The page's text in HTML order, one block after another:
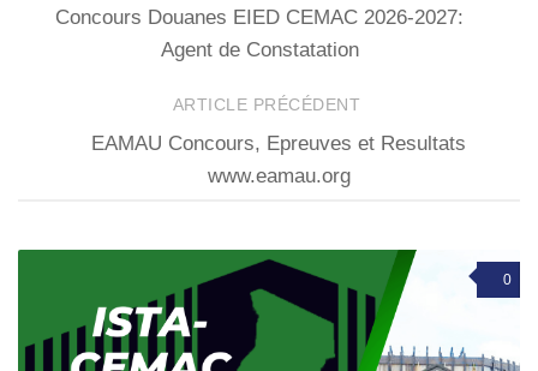
Concours Douanes EIED CEMAC 2026-2027:
Agent de Constatation
ARTICLE PRÉCÉDENT
EAMAU Concours, Epreuves et Resultats
www.eamau.org
0